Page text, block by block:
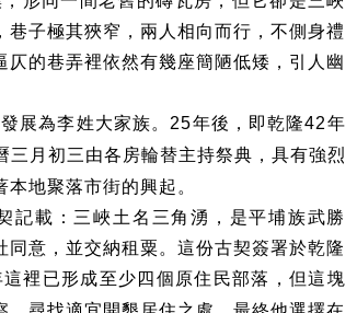
子極其狹窄，兩人相向而行，不側身禮
的巷弄裡依然有幾座簡陋低矮，引人幽
展為李姓大家族。25年後，即乾隆42年
三月初三由各房輪替主持祭典，具有強烈
地聚落市街的興起。
記載：三峽土名三角湧，是平埔族武勝
意，並交納租粟。這份古契簽署於乾隆
裡已形成至少四個原住民部落，但這塊